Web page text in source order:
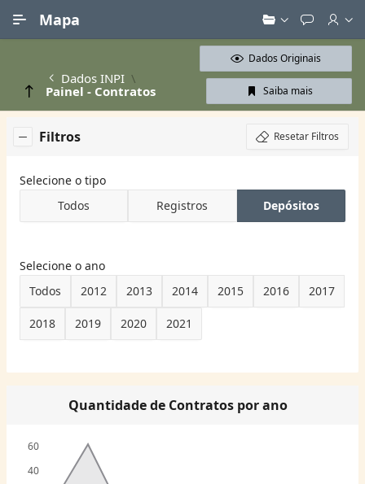
Mapa
Dados INPI
Painel - Contratos
Dados Originais
Saiba mais
Filtros Resetar Filtros
Selecione o tipo
Todos
Registros Depósitos
Selecione o ano
Todos
2012 2013 2014 2015 2016 2017
2018 2019 2020 2021
Quantidade de Contratos por ano
40
60